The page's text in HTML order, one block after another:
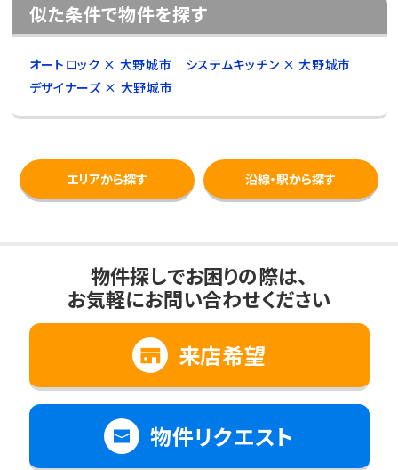
似た条件で物件を探す
オートロック × 大野城市
システムキッチン × 大野城市
デザイナーズ × 大野城市
エリアから探す 沿線・駅から探す
物件探しでお困りの際は、
お気軽にお問い合わせください
来店希望
物件リクエスト